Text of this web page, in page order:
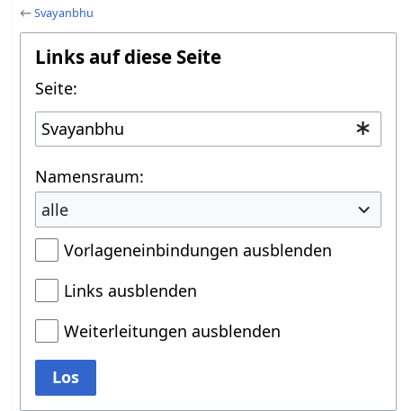
←Svayanbhu
Links auf diese Seite
Seite:
Namensraum:
alle
Vorlageneinbindungen ausblenden
Links ausblenden
Weiterleitungen ausblenden
Los